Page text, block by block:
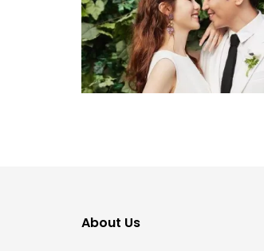
About Us